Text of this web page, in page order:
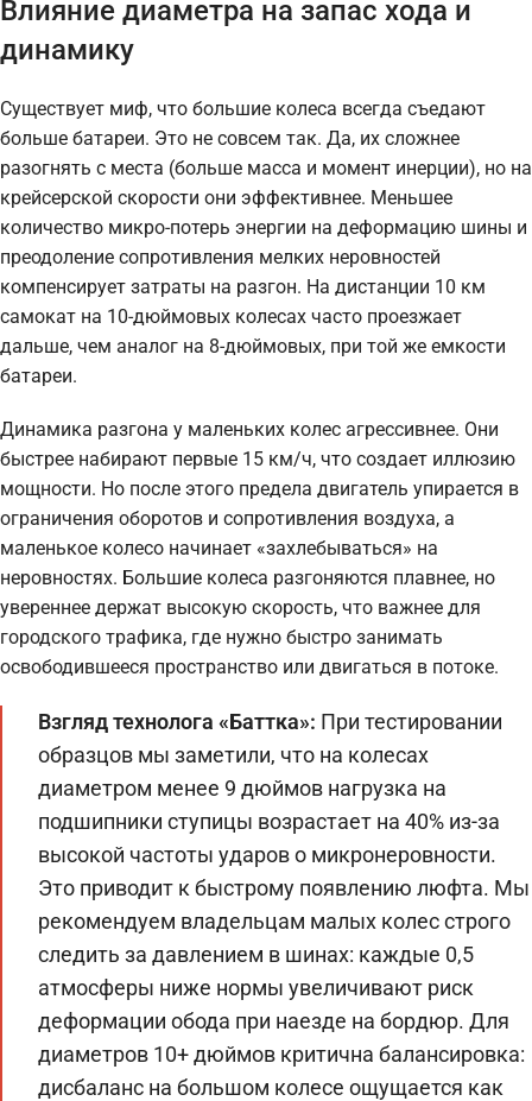
Влияние диаметра на запас хода и
динамику
Существует миф, что большие колеса всегда съедают
больше батареи. Это не совсем так. Да, их сложнее
разогнять с места (больше масса и момент инерции), но на
крейсерской скорости они эффективнее. Меньшее
количество микро-потерь энергии на деформацию шины и
преодоление сопротивления мелких неровностей
компенсирует затраты на разгон. На дистанции 10 км
самокат на 10-дюймовых колесах часто проезжает
дальше, чем аналог на 8-дюймовых, при той же емкости
батареи.
Динамика разгона у маленьких колес агрессивнее. Они
быстрее набирают первые 15 км/ч, что создает иллюзию
мощности. Но после этого предела двигатель упирается в
ограничения оборотов и сопротивления воздуха, а
маленькое колесо начинает «захлебываться» на
неровностях. Большие колеса разгоняются плавнее, но
увереннее держат высокую скорость, что важнее для
городского трафика, где нужно быстро занимать
освободившееся пространство или двигаться в потоке.
Взгляд технолога «Баттка»: При тестировании
образцов мы заметили, что на колесах
диаметром менее 9 дюймов нагрузка на
подшипники ступицы возрастает на 40% из-за
высокой частоты ударов о микронеровности.
Это приводит к быстрому появлению люфта. Мы
рекомендуем владельцам малых колес строго
следить за давлением в шинах: каждые 0,5
атмосферы ниже нормы увеличивают риск
деформации обода при наезде на бордюр. Для
диаметров 10+ дюймов критична балансировка:
дисбаланс на большом колесе ощущается как